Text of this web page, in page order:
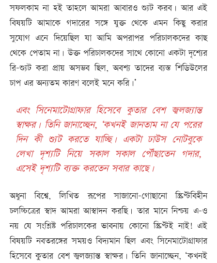
সফলকাম না হই তাহলে আমরা আবারও শ্যুট করব। আর এই
বিষয়টি আমাকে গদারের সঙ্গে যুক্ত থেকে এমন কিছু করার
সুযোগ এনে দিয়েছিল যা আমি অপরাপর পরিচালকদের কাছ
থেকে পেতাম না। উক্ত পরিচালকদের সাথে কোনো একটা দৃশ্যের
রি-শ্যুট করা প্রায় অসম্ভব ছিল, অবশ‌্য তাদের ব্যস্ত শিডিউলের
চাপ এর অন্যতম কারণ বলেই মনে করি।’
এবং সিনেমাটোগ্রাফার হিসেবে কুতার বেশ জ্বলজ্যান্ত
স্বাক্ষ‌র। তিনি জানাচ্ছেন, ‘কখনই জানতাম না যে পরের
দিন কী শ্যুট করতে যাচ্ছি। একটা ঢাউস নোটবুকে
লেখা দৃশ্যটি নিয়ে সকাল সকাল পৌঁছাতেন গদার,
এসেই দৃশ্যটি ব্যক্ত করতেন সবার কাছে।
অধুনা বিশ্বে, লিখিত রূপের সাজানো-গোছানো স্ক্রিপ্টবিহীন
চলচ্চিত্রের স্বাদ আমরা আস্বাদন করছি। তার মানে নিশ্চয় এ-ও
নয় যে সংশ্লিষ্ট পরিচালকের ভাবনায় কোনো স্ক্রিপ্টই নাই! এই
বিষয়টি নবতরঙ্গের সময়ও বিদ্যমান ছিল এবং সিনেমাটোগ্রাফার
হিসেবে কুতার বেশ জ্বলজ্যান্ত স্বাক্ষ‌র। তিনি জানাচ্ছেন, ‘কখনই